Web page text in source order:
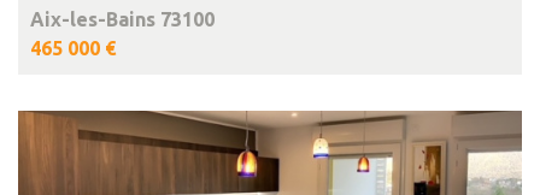
Aix-les-Bains 73100
465 000 €